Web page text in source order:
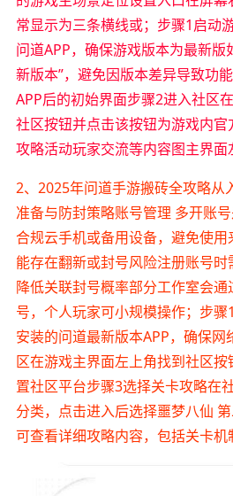
常显示为三条横线或；步骤1启动
问道APP，确保游戏版本为最新版
新版本”，避免因版本差异导致功
APP后的初始界面步骤2进入社区
社区按钮并点击该按钮为游戏内
攻略活动玩家交流等内容图主界面
2、2025年问道手游搬砖全攻略从
准备与防封策略账号管理 多开账
合规云手机或备用设备，避免使
能存在翻新或封号风险注册账号时
降低关联封号概率部分工作室会
号，个人玩家可小规模操作；步
安装的问道最新版本APP，确保
区在游戏主界面左上角找到社区
置社区平台步骤3选择关卡攻略在
分类，点击进入后选择噩梦八仙
可查看详细攻略内容，包括关卡机